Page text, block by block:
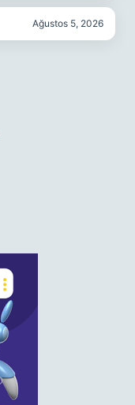
Ağustos 5, 2026